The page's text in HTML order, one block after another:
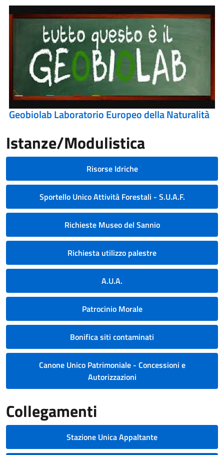
Geobiolab Laboratorio Europeo della Naturalità
Istanze/Modulistica
Risorse Idriche
Sportello Unico Attività Forestali - S.U.A.F.
Richieste Museo del Sannio
Richiesta utilizzo palestre
A.U.A.
Patrocinio Morale
Bonifica siti contaminati
Canone Unico Patrimoniale - Concessioni e
Autorizzazioni
Collegamenti
Stazione Unica Appaltante